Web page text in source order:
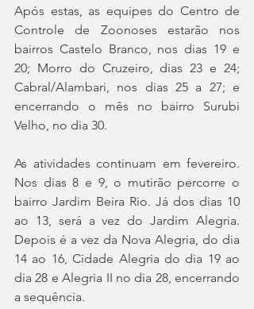
Após estas, as equipes do Centro de
Controle de Zoonoses estarão nos
bairros Castelo Branco, nos dias 19 e
20; Morro do Cruzeiro, dias 23 e 24;
Cabral/Alambari, nos dias 25 a 27; e
encerrando o mês no bairro Surubi
Velho, no dia 30.
As atividades continuam em fevereiro.
Nos dias 8 e 9, o mutirão percorre o
bairro Jardim Beira Rio. Já dos dias 10
ao 13, será a vez do Jardim Alegria.
Depois é a vez da Nova Alegria, do dia
14 ao 16, Cidade Alegria do dia 19 ao
dia 28 e Alegria II no dia 28, encerrando
a sequência.